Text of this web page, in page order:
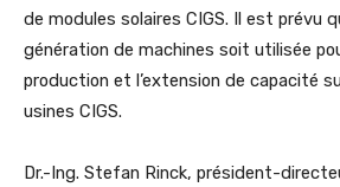
de modules solaires CIGS. Il est prévu
génération de machines soit utilisée
production et l’extension de capacité
usines CIGS.
Dr.-Ing. Stefan Rinck, président-